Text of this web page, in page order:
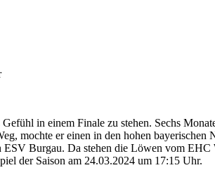
Gefühl in einem Finale zu stehen. Sechs
mochte er einen in den hohen
ESV Burgau. Da stehen die Löwen vom
der Saison am 24.03.2024 um 17:15 Uhr.